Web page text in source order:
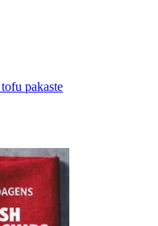
pakaste